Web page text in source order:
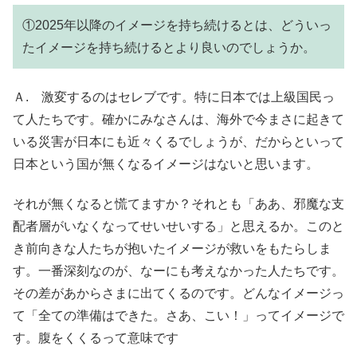
①2025年以降のイメージを持ち続けるとは、どういっ
たイメージを持ち続けるとより良いのでしょうか。
Ａ. 激変するのはセレブです。特に日本では上級国民っ
て人たちです。確かにみなさんは、海外で今まさに起きて
いる災害が日本にも近々くるでしょうが、だからといって
日本という国が無くなるイメージはないと思います。
それが無くなると慌てますか？それとも「ああ、邪魔な支
配者層がいなくなってせいせいする」と思えるか。このと
き前向きな人たちが抱いたイメージが救いをもたらしま
す。一番深刻なのが、なーにも考えなかった人たちです。
その差があからさまに出てくるのです。どんなイメージっ
て「全ての準備はできた。さあ、こい！」ってイメージで
す。腹をくくるって意味です